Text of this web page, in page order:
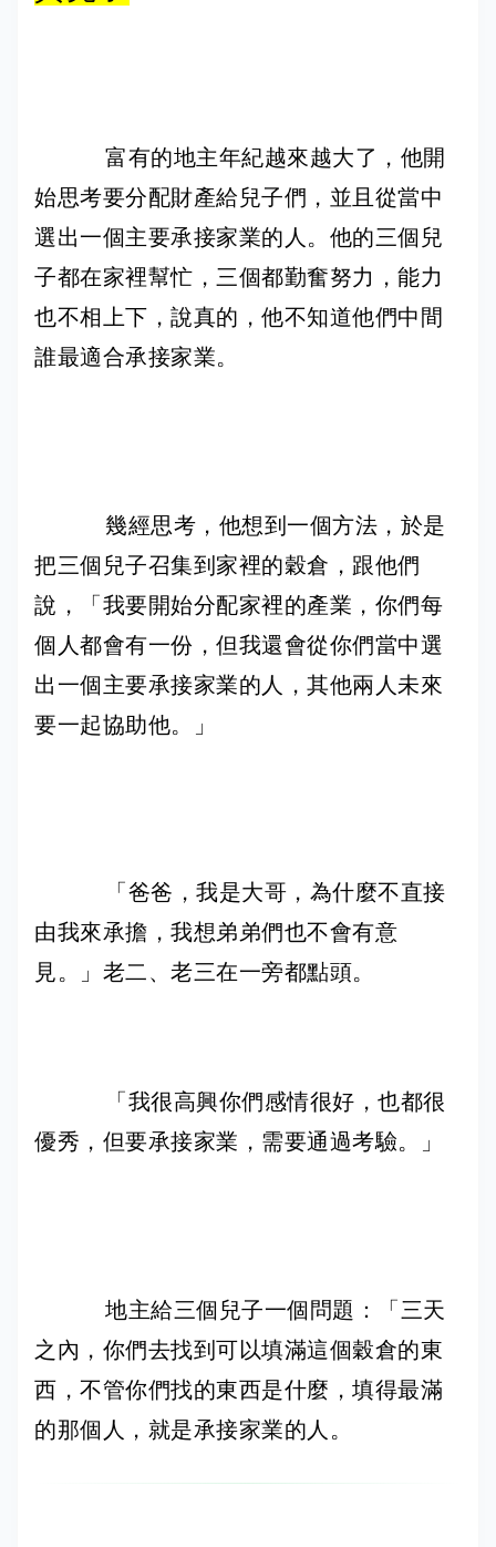
富有的地主年紀越來越大了，他開
始思考要分配財產給兒子們，並且從當中
選出一個主要承接家業的人。他的三個兒
子都在家裡幫忙，三個都勤奮努力，能力
也不相上下，說真的，他不知道他們中間
誰最適合承接家業。
幾經思考，他想到一個方法，於是
把三個兒子召集到家裡的穀倉，跟他們
說，「我要開始分配家裡的產業，你們每
個人都會有一份，但我還會從你們當中選
出一個主要承接家業的人，其他兩人未來
要一起協助他。」
「爸爸，我是大哥，為什麼不直接
由我來承擔，我想弟弟們也不會有意
見。」老二、老三在一旁都點頭。
「我很高興你們感情很好，也都很
優秀，但要承接家業，需要通過考驗。」
地主給三個兒子一個問題：「三天
之內，你們去找到可以填滿這個穀倉的東
西，不管你們找的東西是什麼，填得最滿
的那個人，就是承接家業的人。